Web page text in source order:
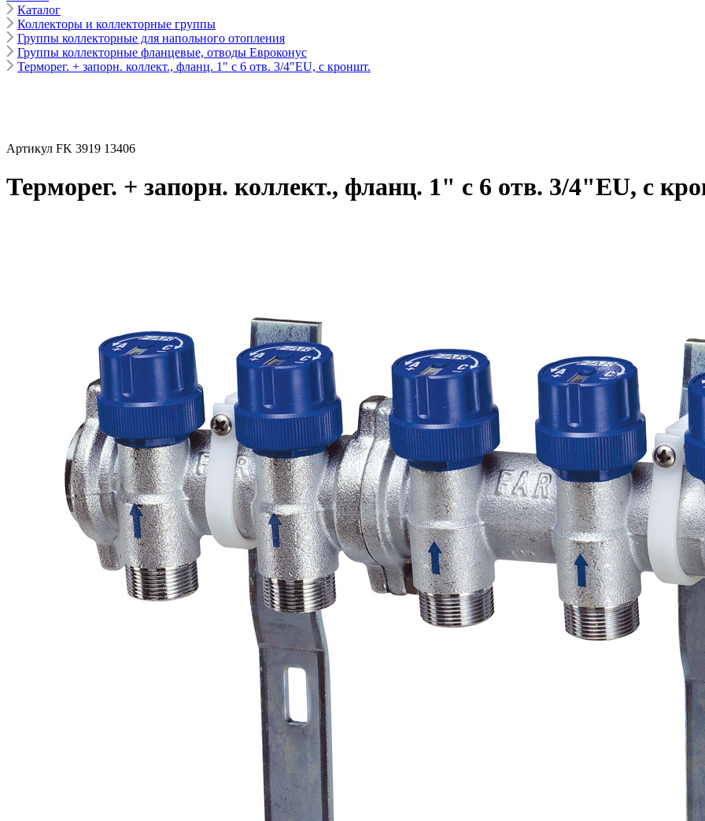
Каталог
Коллекторы и коллекторные группы
Группы коллекторные для напольного отопления
Группы коллекторные фланцевые, отводы Евроконус
Терморег. + запорн. коллект., фланц. 1" с 6 отв. 3/4"EU, с кроншт.
Артикул FK 3919 13406
Терморег. + запорн. коллект., фланц. 1" с 6 отв. 3/4"EU, с